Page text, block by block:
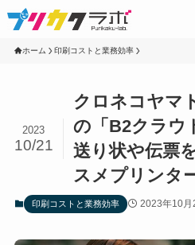
ホーム 印刷コストと業務効率
クロネコヤマ
の「B2クラウ
送り状や伝票
スメプリンタ
2023
10/21
印刷コストと業務効率 2023年10月